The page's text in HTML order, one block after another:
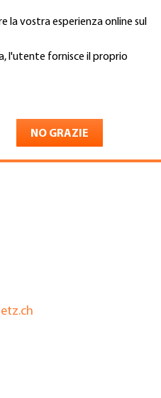
la vostra esperienza online sul
l'utente fornisce il proprio
NO GRAZIE